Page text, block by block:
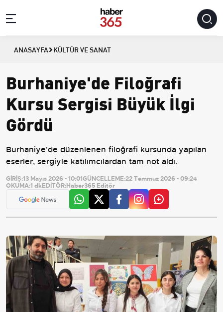
ANASAYFA KÜLTÜR VE SANAT
Burhaniye'de Filoğrafi
Kursu Sergisi Büyük İlgi
Gördü
Burhaniye'de düzenlenen filoğrafi kursunda yapılan
eserler, sergiyle katılımcılardan tam not aldı.
GİRİŞ:13 Mayıs 2026 - 10:01GÜNCELLEME:22 Temmuz 2026 - 09:24
OKUMA:1 dkEDİTÖR:Haber365 Editör